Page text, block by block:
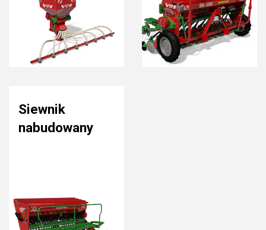
Siewnik
nabudowany